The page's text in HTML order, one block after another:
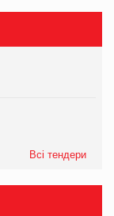
Всі тендери